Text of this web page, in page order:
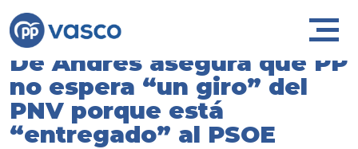
De Andrés asegura que PP
no espera “un giro” del
PNV porque está
“entregado” al PSOE